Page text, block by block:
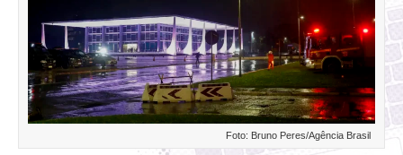
Foto: Bruno Peres/Agência Brasil